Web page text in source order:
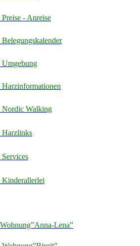
Preise - Anreise
Belegungskalender
Umgebung
Harzinformationen
Nordic Walking
Harzlinks
Services
Kinderallerlei
Wohnung”Anna-Lena”